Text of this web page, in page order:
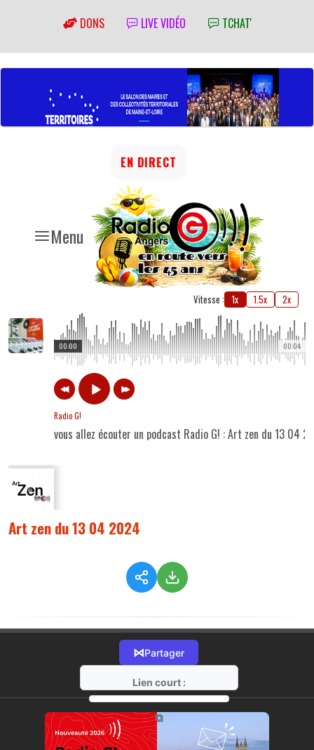
DONS LIVE VIDÉO TCHAT'
Menu
EN DIRECT
Vitesse : 1x 1.5x 2x
00:04
00:00
Radio G!
vous allez écouter un podcast Radio G! : Art zen du 13 04
Art zen du 13 04 2024
⋈Partager
Lien court :
https://radio-g.fr?14253
⧉